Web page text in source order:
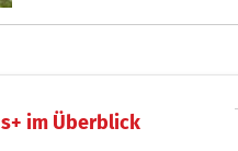
s+ im Überblick